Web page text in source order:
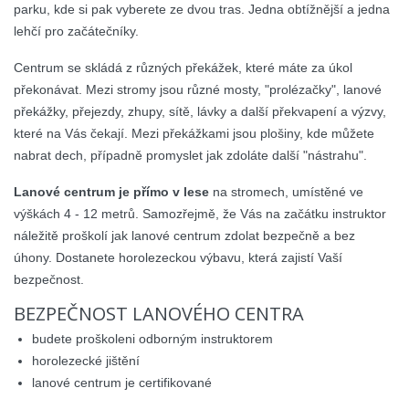
parku, kde si pak vyberete ze dvou tras. Jedna obtížnější a jedna
lehčí pro začátečníky.
Centrum se skládá z různých překážek, které máte za úkol
překonávat. Mezi stromy jsou různé mosty, "prolézačky", lanové
překážky, přejezdy, zhupy, sítě, lávky a další překvapení a výzvy,
které na Vás čekají. Mezi překážkami jsou plošiny, kde můžete
nabrat dech, případně promyslet jak zdoláte další "nástrahu".
Lanové centrum je přímo v lese na stromech, umístěné ve
výškách 4 - 12 metrů. Samozřejmě, že Vás na začátku instruktor
náležitě proškolí jak lanové centrum zdolat bezpečně a bez
úhony. Dostanete horolezeckou výbavu, která zajistí Vaší
bezpečnost.
BEZPEČNOST LANOVÉHO CENTRA
budete proškoleni odborným instruktorem
horolezecké jištění
lanové centrum je certifikované